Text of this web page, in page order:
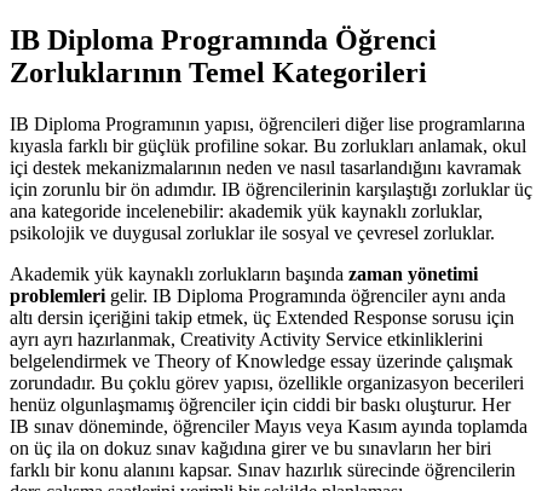
IB Diploma Programında Öğrenci
Zorluklarının Temel Kategorileri
IB Diploma Programının yapısı, öğrencileri diğer lise programlarına
kıyasla farklı bir güçlük profiline sokar. Bu zorlukları anlamak, okul
içi destek mekanizmalarının neden ve nasıl tasarlandığını kavramak
için zorunlu bir ön adımdır. IB öğrencilerinin karşılaştığı zorluklar üç
ana kategoride incelenebilir: akademik yük kaynaklı zorluklar,
psikolojik ve duygusal zorluklar ile sosyal ve çevresel zorluklar.
Akademik yük kaynaklı zorlukların başında zaman yönetimi
problemleri gelir. IB Diploma Programında öğrenciler aynı anda
altı dersin içeriğini takip etmek, üç Extended Response sorusu için
ayrı ayrı hazırlanmak, Creativity Activity Service etkinliklerini
belgelendirmek ve Theory of Knowledge essay üzerinde çalışmak
zorundadır. Bu çoklu görev yapısı, özellikle organizasyon becerileri
henüz olgunlaşmamış öğrenciler için ciddi bir baskı oluşturur. Her
IB sınav döneminde, öğrenciler Mayıs veya Kasım ayında toplamda
on üç ila on dokuz sınav kağıdına girer ve bu sınavların her biri
farklı bir konu alanını kapsar. Sınav hazırlık sürecinde öğrencilerin